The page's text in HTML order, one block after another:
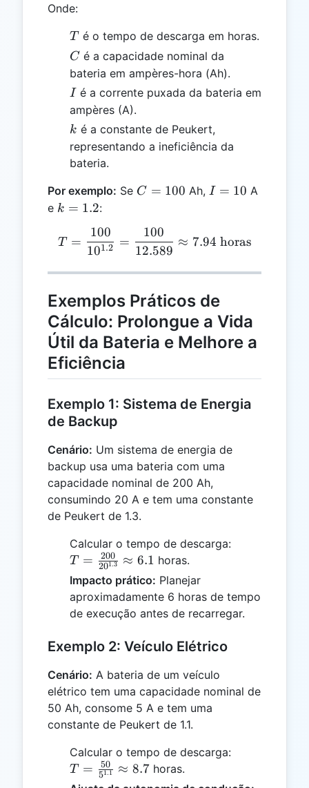
Onde:
T
T é o tempo de descarga em horas.
C
C é a capacidade nominal da
bateria em ampères-hora (Ah).
I
Ié a corrente puxada da bateria em
ampères (A).
k
k é a constante de Peukert,
representando a ineficiência da
bateria.
Por exemplo: Se C
C = 100 Ah, I
I = 10 A
e k
1.2
k = 1.2:
T =
T =
101.2
100
=
12.589
100
≈ 7.94 horas
Exemplos Práticos de
Cálculo: Prolongue a Vida
Útil da Bateria e Melhore a
Eficiência
Exemplo 1: Sistema de Energia
de Backup
Cenário: Um sistema de energia de
backup usa uma bateria com uma
capacidade nominal de 200 Ah,
consumindo 20 A e tem uma constante
de Peukert de 1.3.
Calcular o tempo de descarga:
6.1
T = 201.3
200 ≈ 6.1 horas.
Impacto prático: Planejar
aproximadamente 6 horas de tempo
de execução antes de recarregar.
Exemplo 2: Veículo Elétrico
Cenário: A bateria de um veículo
elétrico tem uma capacidade nominal de
50 Ah, consome 5 A e tem uma
constante de Peukert de 1.1.
Calcular o tempo de descarga:
{5^{1.1}}
T = 51.1
50 ≈ 8.7horas.